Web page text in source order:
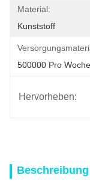
Material:
Kunststoff
500000 Pro Woche
Hervorheben: